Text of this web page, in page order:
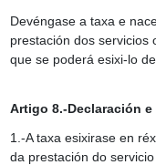
Devéngase a taxa e
prestación dos servicios
que se poderá esixi-lo
Artigo 8.-Declaración e
1.-A taxa esixirase en
da prestación do